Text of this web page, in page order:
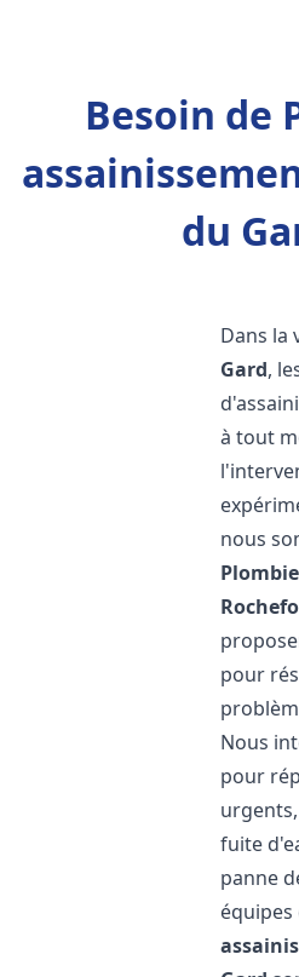
Besoin de
du
Dans la
Gard,
à tout
nous
pour
Nous
pour
fuite
panne
équipes